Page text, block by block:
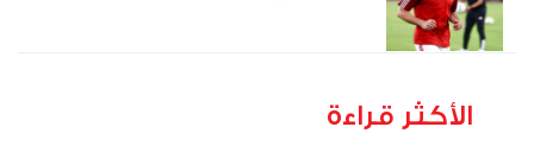
الأكثر قراءة